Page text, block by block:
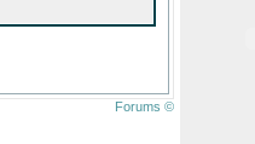
Forums ©